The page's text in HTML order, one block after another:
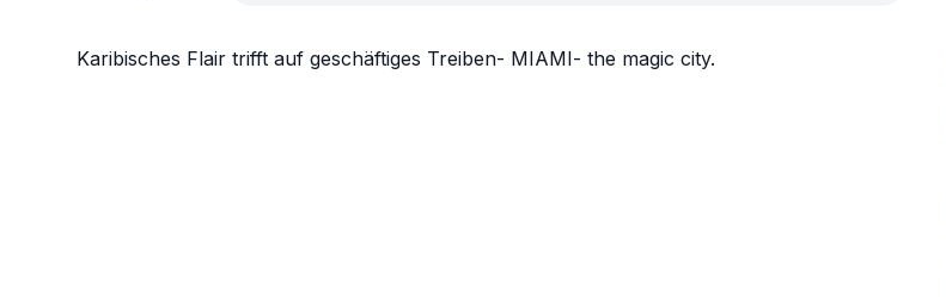
Karibisches Flair trifft auf geschäftiges Treiben- MIAMI- the magic city.